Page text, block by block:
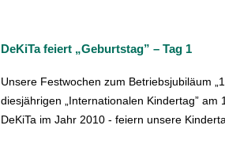
DeKiTa feiert „Geburtstag” – Tag 1
Unsere Festwochen zum Betriebsjubiläum
diesjährigen „Internationalen Kindertag”
DeKiTa im Jahr 2010 - feiern unsere